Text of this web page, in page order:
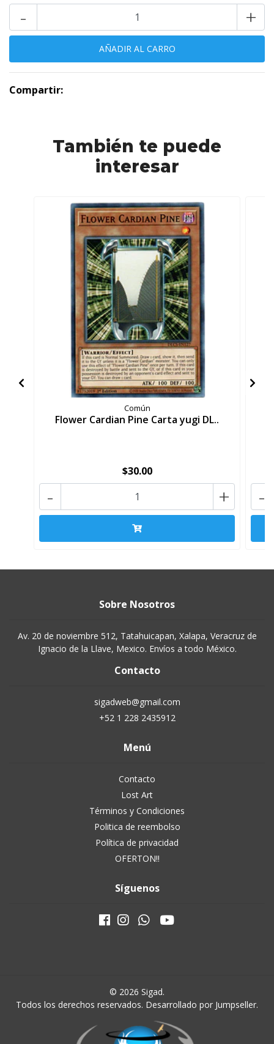
+
-
Compartir:
También te puede
interesar
Común
Flower Cardian Pine Carta yugi DL..
$30.00
+
- -
Sobre Nosotros
Av. 20 de noviembre 512, Tatahuicapan, Xalapa, Veracruz de
Ignacio de la Llave, Mexico. Envíos a todo México.
Contacto
sigadweb@gmail.com
+52 1 228 2435912
Menú
Contacto
Lost Art
Términos y Condiciones
Politica de reembolso
Política de privacidad
OFERTON!!
Síguenos
© 2026 Sigad.
Todos los derechos reservados. Desarrollado por Jumpseller.